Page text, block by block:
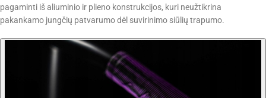
pagaminti iš aliuminio ir plieno konstrukcijos, kuri neužtikrina
pakankamo jungčių patvarumo dėl suvirinimo siūlių trapumo.